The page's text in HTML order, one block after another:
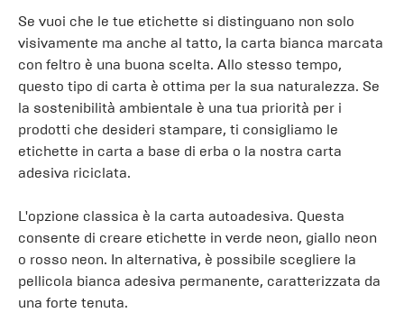
Se vuoi che le tue etichette si distinguano non solo
visivamente ma anche al tatto, la carta bianca marcata
con feltro è una buona scelta. Allo stesso tempo,
questo tipo di carta è ottima per la sua naturalezza. Se
la sostenibilità ambientale è una tua priorità per i
prodotti che desideri stampare, ti consigliamo le
etichette in carta a base di erba o la nostra carta
adesiva riciclata.
L'opzione classica è la carta autoadesiva. Questa
consente di creare etichette in verde neon, giallo neon
o rosso neon. In alternativa, è possibile scegliere la
pellicola bianca adesiva permanente, caratterizzata da
una forte tenuta.